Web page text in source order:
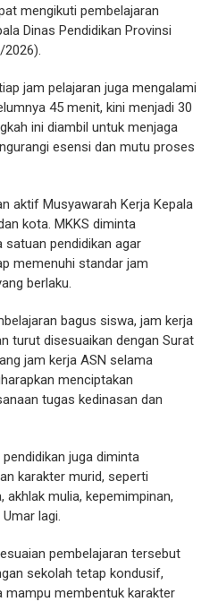
mengikuti pembelajaran
Dinas Pendidikan Provinsi
2026).
jam pelajaran juga mengalami
45 menit, kini menjadi 30
ini diambil untuk menjaga
esensi dan mutu proses
aktif Musyawarah Kerja Kepala
kota. MKKS diminta
satuan pendidikan agar
memenuhi standar jam
berlaku.
bagus siswa, jam kerja
turut disesuaikan dengan Surat
jam kerja ASN selama
menciptakan
tugas kedinasan dan
juga diminta
karakter murid, seperti
akhlak mulia, kepemimpinan,
lagi.
pembelajaran tersebut
sekolah tetap kondusif,
mampu membentuk karakter